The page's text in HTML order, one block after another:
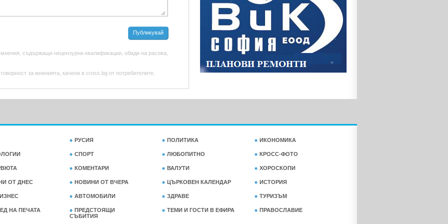
Публикувай
съдържащи нецензурни квалификации, обиди на расова,
за мненията, качени в cross.bg от потребителите.
РУСИЯ ПОЛИТИКА ИКОНОМИКА
СПОРТ ЛЮБОПИТНО КРОСС-ФОТО
КОМЕНТАРИ ВАЛУТИ ХОРОСКОПИ
ОТ ДНЕС НОВИНИ ОТ ВЧЕРА ЦЪРКОВЕН КАЛЕНДАР ИСТОРИЯ
АВТОМОБИЛИ ЗДРАВЕ ТУРИЗЪМ
НА ПЕЧАТА
ПРЕДСТОЯЩИ
СЪБИТИЯ
ТЕМИ И ГОСТИ В ЕФИРА ПРАВОСЛАВИЕ